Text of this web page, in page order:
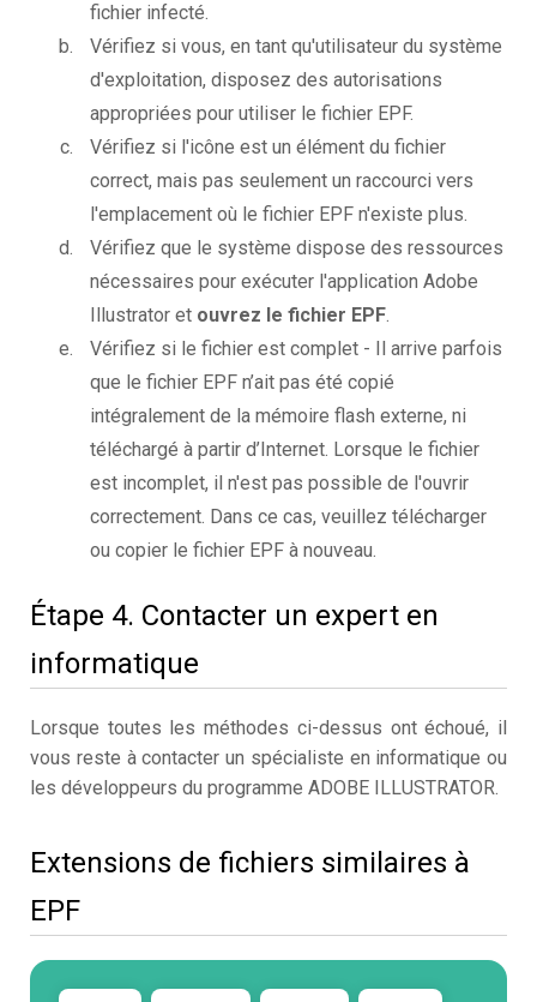
fichier infecté.
Vérifiez si vous, en tant qu'utilisateur du système
d'exploitation, disposez des autorisations
appropriées pour utiliser le fichier EPF.
Vérifiez si l'icône est un élément du fichier
correct, mais pas seulement un raccourci vers
l'emplacement où le fichier EPF n'existe plus.
Vérifiez que le système dispose des ressources
nécessaires pour exécuter l'application Adobe
Illustrator et ouvrez le fichier EPF.
Vérifiez si le fichier est complet - Il arrive parfois
que le fichier EPF n’ait pas été copié
intégralement de la mémoire flash externe, ni
téléchargé à partir d’Internet. Lorsque le fichier
est incomplet, il n'est pas possible de l'ouvrir
correctement. Dans ce cas, veuillez télécharger
ou copier le fichier EPF à nouveau.
Étape 4. Contacter un expert en
informatique
Lorsque toutes les méthodes ci-dessus ont échoué, il
vous reste à contacter un spécialiste en informatique ou
les développeurs du programme ADOBE ILLUSTRATOR.
Extensions de fichiers similaires à
EPF